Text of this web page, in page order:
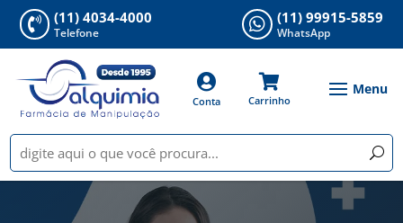
 (11) 4034-4000
Telefone  (11) 99915-5859
WhatsApp

Conta

Carrinho